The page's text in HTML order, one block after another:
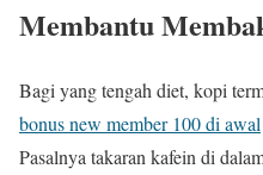
Membantu
Bagi yang tengah diet, kopi
bonus new member 100 di awal
Pasalnya takaran kafein di